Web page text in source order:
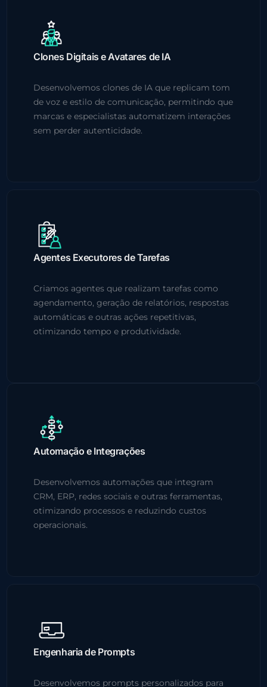
Clones Digitais e Avatares de IA
Desenvolvemos clones de IA que replicam tom
de voz e estilo de comunicação, permitindo que
marcas e especialistas automatizem interações
sem perder autenticidade.
Agentes Executores de Tarefas
Criamos agentes que realizam tarefas como
agendamento, geração de relatórios, respostas
automáticas e outras ações repetitivas,
otimizando tempo e produtividade.
Automação e Integrações
Desenvolvemos automações que integram
CRM, ERP, redes sociais e outras ferramentas,
otimizando processos e reduzindo custos
operacionais.
Engenharia de Prompts
Desenvolvemos prompts personalizados para